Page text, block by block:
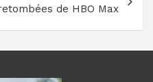
de HBO Max